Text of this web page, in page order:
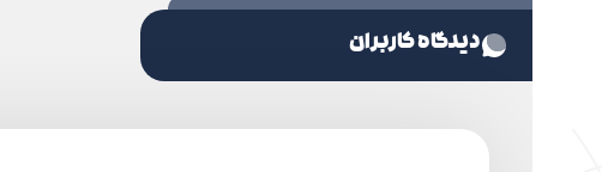
دیدگاه کاربران